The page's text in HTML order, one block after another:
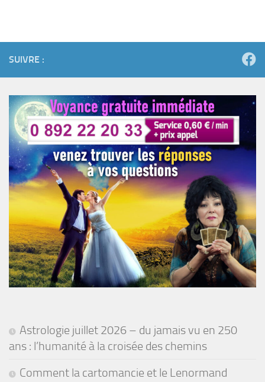
SUIVRE :
Astrologie juillet 2026 – du jamais vu en 250
ans : l’humanité à la croisée des chemins
Comment la cartomancie et le Lenormand